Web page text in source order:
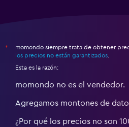
*
momondo siempre trata de obtener
los precios no están garantizados
Esta es la razón:
momondo no es el vendedor.
Agregamos montones de
¿Por qué los precios no son